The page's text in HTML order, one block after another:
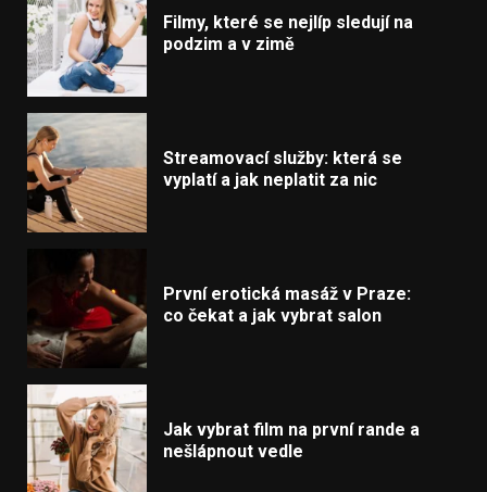
Filmy, které se nejlíp sledují na
podzim a v zimě
Streamovací služby: která se
vyplatí a jak neplatit za nic
První erotická masáž v Praze:
co čekat a jak vybrat salon
Jak vybrat film na první rande a
nešlápnout vedle